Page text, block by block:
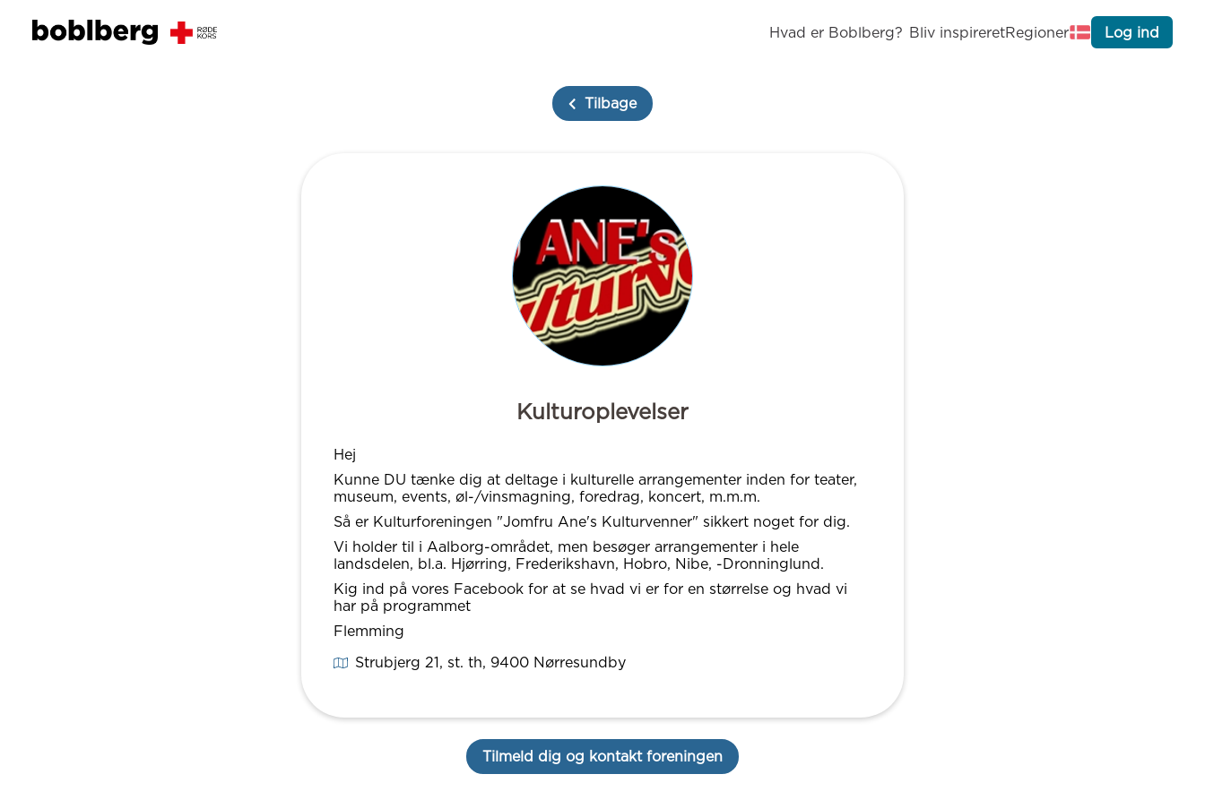
Hvad er Boblberg? Bliv inspireretRegioner Log ind
Tilbage
Kulturoplevelser
Hej
Kunne DU tænke dig at deltage i kulturelle arrangementer inden for teater,
museum, events, øl-/vinsmagning, foredrag, koncert, m.m.m.
Så er Kulturforeningen "Jomfru Ane's Kulturvenner" sikkert noget for dig.
Vi holder til i Aalborg-området, men besøger arrangementer i hele
landsdelen, bl.a. Hjørring, Frederikshavn, Hobro, Nibe, -Dronninglund.
Kig ind på vores Facebook for at se hvad vi er for en størrelse og hvad vi
har på programmet
Flemming
Strubjerg 21, st. th, 9400Nørresundby
Tilmeld dig og kontakt foreningen